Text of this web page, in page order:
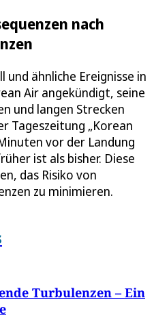
nach
ähnliche Ereignisse in
Air angekündigt, seine
und langen Strecken
Tageszeitung „Korean
vor der Landung
ist als bisher. Diese
das Risiko von
zu minimieren.
Turbulenzen – Ein